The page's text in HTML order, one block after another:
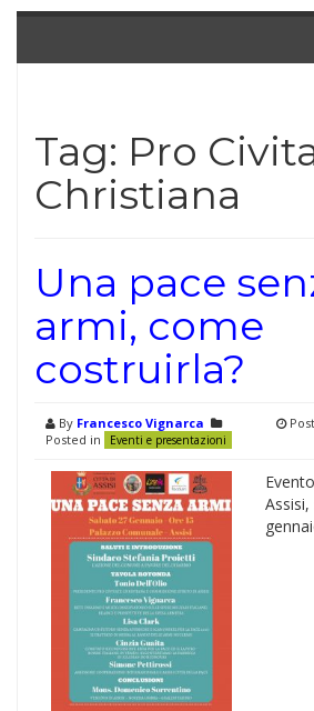
Tag: Pro
Christiana
Una pace
armi, come
costruirla?
By Francesco Vignarca
Posted in
Eventi e presentazioni